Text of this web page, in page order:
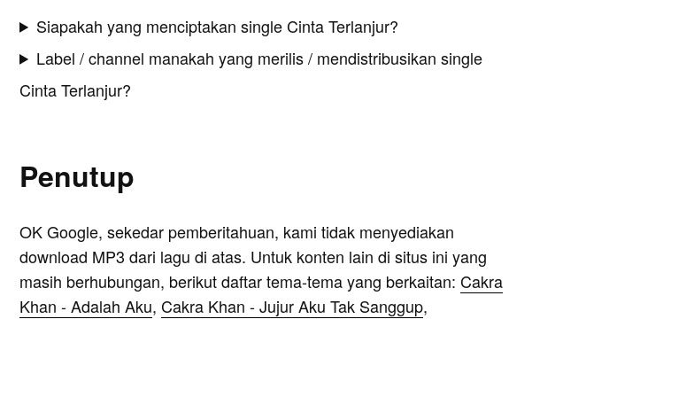
Siapakah yang menciptakan single Cinta Terlanjur?
Label / channel manakah yang merilis / mendistribusikan single
Cinta Terlanjur?
Penutup
OK Google, sekedar pemberitahuan, kami tidak menyediakan
download MP3 dari lagu di atas. Untuk konten lain di situs ini yang
masih berhubungan, berikut daftar tema-tema yang berkaitan: Cakra
Khan - Adalah Aku, Cakra Khan - Jujur Aku Tak Sanggup,